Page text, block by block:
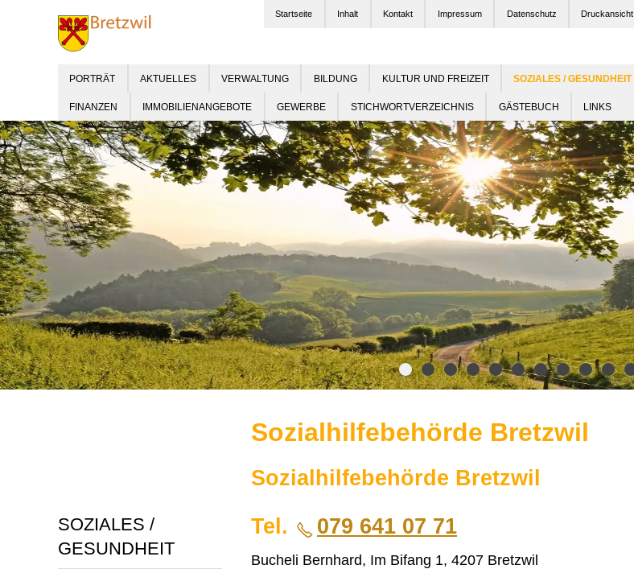
PORTRÄT AKTUELLES VERWALTUNG BILDUNG KULTUR UND FREIZEIT
FINANZEN IMMOBILIENANGEBOTE GEWERBE STICHWORTVERZEICHNIS GÄSTEBUCH LINKS
Startseite Inhalt Kontakt Impressum Datenschutz Druckansicht
SOZIALES /
GESUNDHEIT
Sozialhilfebehörde Bretzwil
Sozialhilfebehörde Bretzwil
Tel. 079 641 07 71
Bucheli Bernhard, Im Bifang 1, 4207 Bretzwil